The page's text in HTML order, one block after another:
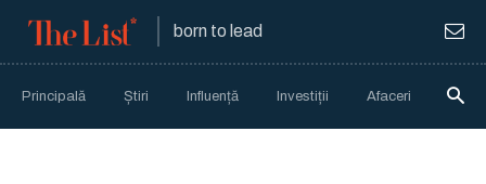
born to lead
Principală Știri Influență Investiții Afaceri